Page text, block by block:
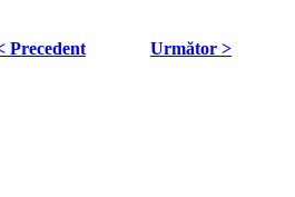
Precedent
Următor >